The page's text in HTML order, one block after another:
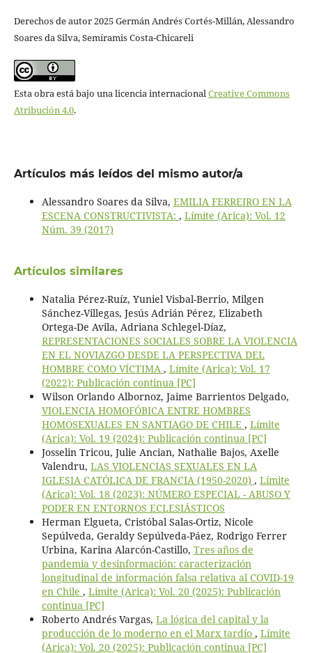
Derechos de autor 2025 Germán Andrés Cortés-Millán, Alessandro
Soares da Silva, Semíramis Costa-Chicareli
Esta obra está bajo una licencia internacionalCreative Commons
Atribución 4.0.
Artículos más leídos del mismo autor/a
Alessandro Soares da Silva, EMILIA FERREIRO EN LA
ESCENA CONSTRUCTIVISTA: , Límite (Arica): Vol. 12
Núm. 39 (2017)
Artículos similares
Natalia Pérez-Ruíz, Yuniel Visbal-Berrio, Milgen
Sánchez-Villegas, Jesús Adrián Pérez, Elizabeth
Ortega-De Avila, Adriana Schlegel-Díaz,
REPRESENTACIONES SOCIALES SOBRE LA VIOLENCIA
EN EL NOVIAZGO DESDE LA PERSPECTIVA DEL
HOMBRE COMO VÍCTIMA , Límite (Arica): Vol. 17
(2022): Publicación continua [PC]
Wilson Orlando Albornoz, Jaime Barrientos Delgado,
VIOLENCIA HOMOFÓBICA ENTRE HOMBRES
HOMOSEXUALES EN SANTIAGO DE CHILE , Límite
(Arica): Vol. 19 (2024): Publicación continua [PC]
Josselin Tricou, Julie Ancian, Nathalie Bajos, Axelle
Valendru, LAS VIOLENCIAS SEXUALES EN LA
IGLESIA CATÓLICA DE FRANCIA (1950-2020) , Límite
(Arica): Vol. 18 (2023): NÚMERO ESPECIAL - ABUSO Y
PODER EN ENTORNOS ECLESIÁSTICOS
Herman Elgueta, Cristóbal Salas-Ortiz, Nicole
Sepúlveda, Geraldy Sepúlveda-Páez, Rodrigo Ferrer
Urbina, Karina Alarcón-Castillo, Tres años de
pandemia y desinformación: caracterización
longitudinal de información falsa relativa al COVID-19
en Chile , Límite (Arica): Vol. 20 (2025): Publicación
continua [PC]
Roberto Andrés Vargas, La lógica del capital y la
producción de lo moderno en el Marx tardío , Límite
(Arica): Vol. 20 (2025): Publicación continua [PC]